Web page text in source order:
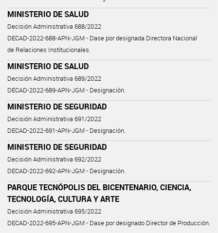
MINISTERIO DE SALUD
Decisión Administrativa 688/2022
DECAD-2022-688-APN-JGM - Dase por designada Directora Nacional
de Relaciones Institucionales.
MINISTERIO DE SALUD
Decisión Administrativa 689/2022
DECAD-2022-689-APN-JGM - Designación.
MINISTERIO DE SEGURIDAD
Decisión Administrativa 691/2022
DECAD-2022-691-APN-JGM - Designación.
MINISTERIO DE SEGURIDAD
Decisión Administrativa 692/2022
DECAD-2022-692-APN-JGM - Designación.
PARQUE TECNÓPOLIS DEL BICENTENARIO, CIENCIA,
TECNOLOGÍA, CULTURA Y ARTE
Decisión Administrativa 695/2022
DECAD-2022-695-APN-JGM - Dase por designado Director de Producción.